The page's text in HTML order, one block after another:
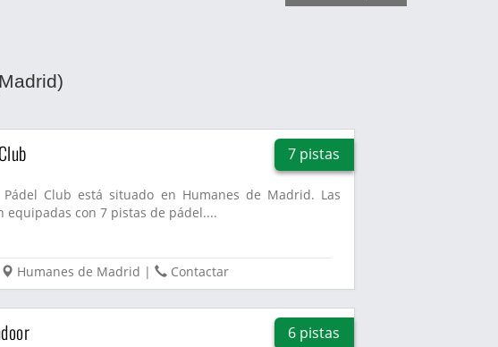
7 pistas
Pádel Club está situado en Humanes de Madrid. Las
equipadas con 7 pistas de pádel....
Humanes de Madrid | Contactar
6 pistas